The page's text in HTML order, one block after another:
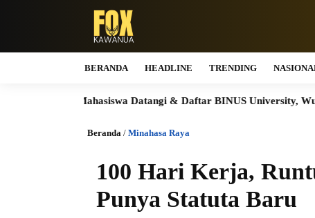
BERANDA HEADLINE TRENDING
Mahasiswa Datangi & Daftar BINUS University, Wujudkan
Beranda / Minahasa Raya
100 Hari Kerja,
Punya Statuta Baru